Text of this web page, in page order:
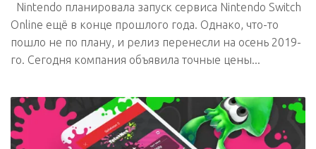
Nintendo планировала запуск сервиса Nintendo Switch
Online ещё в конце прошлого года. Однако, что-то
пошло не по плану, и релиз перенесли на осень 2019-
го. Сегодня компания объявила точные цены...